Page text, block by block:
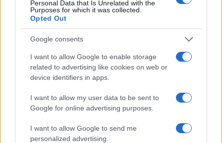
Personal Data that Is Unrelated with the
Purposes for which it was collected.
Opted Out
Google consents
I want to allow Google to enable storage
related to advertising like cookies on web or
device identifiers in apps.
I want to allow my user data to be sent to
Google for online advertising purposes.
I want to allow Google to send me
personalized advertising.